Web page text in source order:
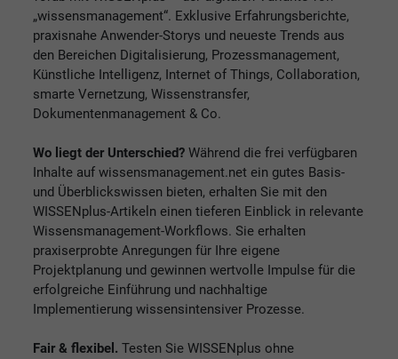
„wissensmanagement“. Exklusive Erfahrungsberichte,
praxisnahe Anwender-Storys und neueste Trends aus
den Bereichen Digitalisierung, Prozessmanagement,
Künstliche Intelligenz, Internet of Things, Collaboration,
smarte Vernetzung, Wissenstransfer,
Dokumentenmanagement & Co.
Wo liegt der Unterschied? Während die frei verfügbaren
Inhalte auf wissensmanagement.net ein gutes Basis-
und Überblickswissen bieten, erhalten Sie mit den
WISSENplus-Artikeln einen tieferen Einblick in relevante
Wissensmanagement-Workflows. Sie erhalten
praxiserprobte Anregungen für Ihre eigene
Projektplanung und gewinnen wertvolle Impulse für die
erfolgreiche Einführung und nachhaltige
Implementierung wissensintensiver Prozesse.
Fair & flexibel. Testen Sie WISSENplus ohne